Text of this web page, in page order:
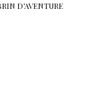
D’AVENTURE